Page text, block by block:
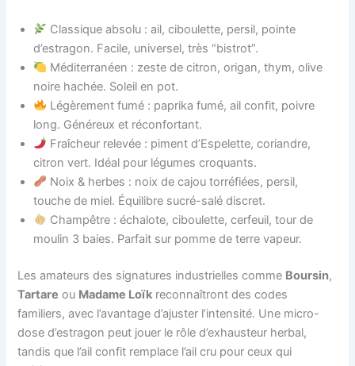
Classique absolu : ail, ciboulette, persil, pointe
d’estragon. Facile, universel, très “bistrot”.
Méditerranéen : zeste de citron, origan, thym, olive
noire hachée. Soleil en pot.
Légèrement fumé : paprika fumé, ail confit, poivre
long. Généreux et réconfortant.
Fraîcheur relevée : piment d’Espelette, coriandre,
citron vert. Idéal pour légumes croquants.
Noix & herbes : noix de cajou torréfiées, persil,
touche de miel. Équilibre sucré-salé discret.
Champêtre : échalote, ciboulette, cerfeuil, tour de
moulin 3 baies. Parfait sur pomme de terre vapeur.
Les amateurs des signatures industrielles comme Boursin,
Tartare ou Madame Loïk reconnaîtront des codes
familiers, avec l’avantage d’ajuster l’intensité. Une micro-
dose d’estragon peut jouer le rôle d’exhausteur herbal,
tandis que l’ail confit remplace l’ail cru pour ceux qui